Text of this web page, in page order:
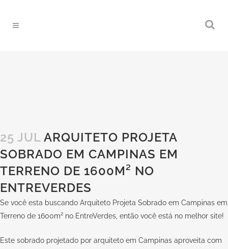
25 JUL ARQUITETO PROJETA
SOBRADO EM CAMPINAS EM
TERRENO DE 1600M² NO
ENTREVERDES
Se você esta buscando Arquiteto Projeta Sobrado em Campinas em
Terreno de 1600m² no EntreVerdes, então você está no melhor site!
Este sobrado projetado por arquiteto em Campinas aproveita com